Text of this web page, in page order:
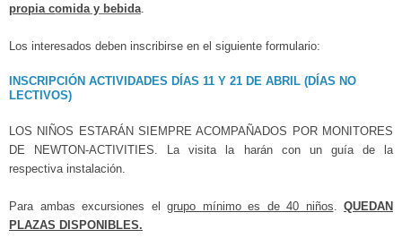
propia comida y bebida
Los interesados deben inscribirse en el siguiente formulario:
INSCRIPCIÓN ACTIVIDADES DÍAS 11 Y 21 DE ABRIL (DÍAS NO
LECTIVOS)
LOS NIÑOS ESTARÁN SIEMPRE ACOMPAÑADOS POR MONITORES
DE NEWTON-ACTIVITIES. La visita la harán con un guía de la
respectiva instalación.
Para ambas excursiones el grupo mínimo es de 40 niños
QUEDAN
PLAZAS DISPONIBLES.